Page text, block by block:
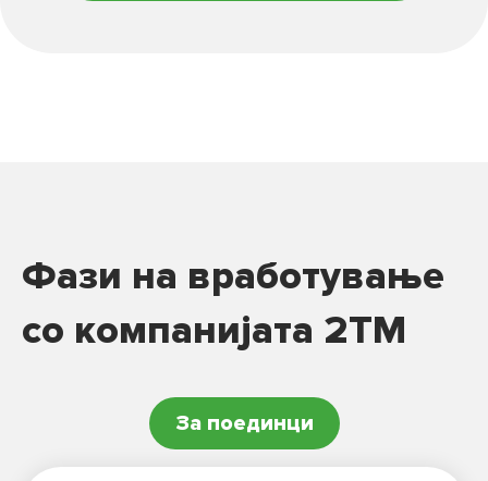
Фази на вработување
со компанијата 2TM
За поединци